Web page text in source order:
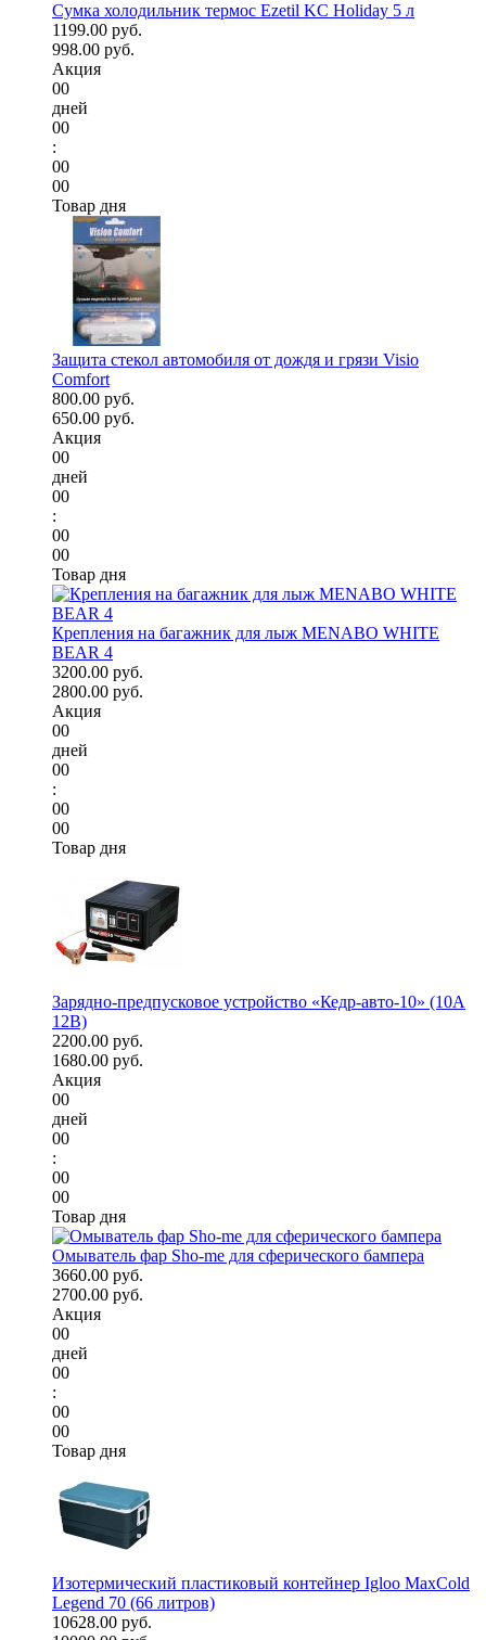
Сумка холодильник термос Ezetil KC Holiday 5 л
1199.00 руб.
998.00 руб.
Акция
00
дней
00
:
00
00
Товар дня
Защита стекол автомобиля от дождя и грязи Visio
Comfort
800.00 руб.
650.00 руб.
Акция
00
дней
00
:
00
00
Товар дня
Крепления на багажник для лыж MENABO WHITE
BEAR 4
3200.00 руб.
2800.00 руб.
Акция
00
дней
00
:
00
00
Товар дня
Зарядно-предпусковое устройство «Кедр-авто-10» (10A
12В)
2200.00 руб.
1680.00 руб.
Акция
00
дней
00
:
00
00
Товар дня
Омыватель фар Sho-me для сферического бампера
3660.00 руб.
2700.00 руб.
Акция
00
дней
00
:
00
00
Товар дня
Изотермический пластиковый контейнер Igloo MaxCold
Legend 70 (66 литров)
10628.00 руб.